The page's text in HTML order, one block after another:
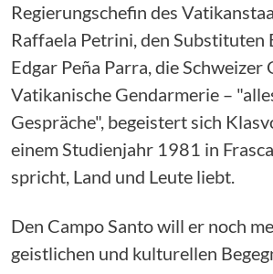
Regierungschefin des
Raffaela Petrini, den Substituten
Edgar Peña Parra, die Schweizer
Vatikanische Gendarmerie –
Gespräche", begeistert sich
einem Studienjahr 1981 in
spricht, Land und Leute liebt.
Den Campo Santo will er noch
geistlichen und kulturellen